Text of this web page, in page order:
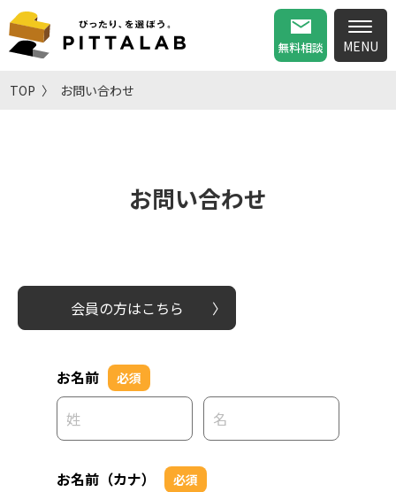
無料相談
TOP お問い合わせ
お問い合わせ
会員の方はこちら
お名前 必須
お名前（カナ） 必須